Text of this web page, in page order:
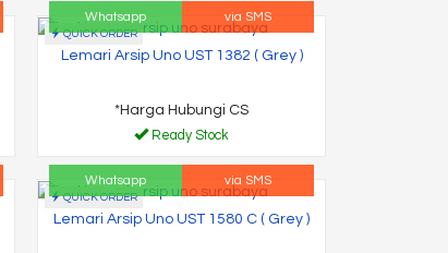
QUICK ORDER
Whatsapp via SMS
Lemari Arsip Uno UST 1382 ( Grey )
*Harga Hubungi CS
Ready Stock
QUICK ORDER
Whatsapp via SMS
Lemari Arsip Uno UST 1580 C ( Grey )